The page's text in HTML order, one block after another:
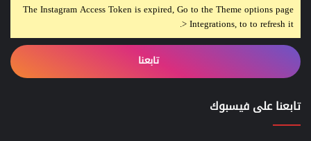
The Instagram Access Token is expired, Go to the Theme options page
> Integrations, to to refresh it.
تابعنا
تابعنا على فيسبوك